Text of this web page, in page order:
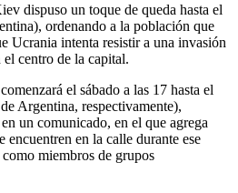
dispuso un toque de queda hasta el
ordenando a la población que
Ucrania intenta resistir a una invasión
centro de la capital.
el sábado a las 17 hasta el
Argentina, respectivamente),
un comunicado, en el que agrega
encuentren en la calle durante ese
miembros de grupos